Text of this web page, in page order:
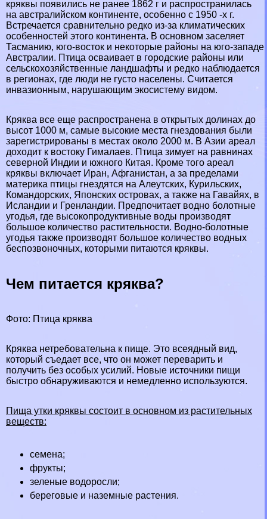
кряквы появились не ранее 1862 г и распространилась
на австралийском континенте, особенно с 1950 -х г.
Встречается сравнительно редко из-за климатических
особенностей этого континента. В основном заселяет
Тасманию, юго-восток и некоторые районы на юго-западе
Австралии. Птица осваивает в городские районы или
сельскохозяйственные ландшафты и редко наблюдается
в регионах, где люди не густо населены. Считается
инвазионным, нарушающим экосистему видом.
Кряква все еще распространена в открытых долинах до
высот 1000 м, самые высокие места гнездования были
зарегистрированы в местах около 2000 м. В Азии ареал
доходит к востоку Гималаев. Птица зимует на равнинах
северной Индии и южного Китая. Кроме того ареал
кряквы включает Иран, Афганистан, а за пределами
материка птицы гнездятся на Алеутских, Курильских,
Комaндорских, Японских островах, а также на Гавайях, в
Исландии и Гренландии. Предпочитает водно болотные
угодья, где высокопродуктивные воды производят
большое количество растительности. Водно-болотные
угодья также производят большое количество водных
беспозвоночных, которыми питаются кряквы.
Чем питается кряква?
Фото: Птица кряква
Кряква нетребовательна к пище. Это всеядный вид,
который съедает все, что он может переварить и
получить без особых усилий. Новые источники пищи
быстро обнаруживаются и немедленно используются.
Пища утки кряквы состоит в основном из растительных
веществ:
семена;
фрукты;
зеленые водоросли;
береговые и наземные растения.